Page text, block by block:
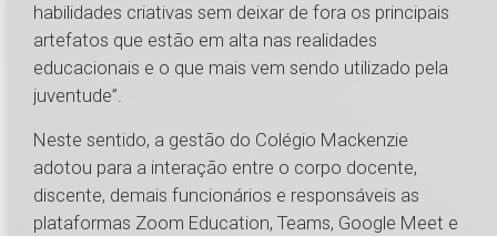
habilidades criativas sem deixar de fora os principais
artefatos que estão em alta nas realidades
educacionais e o que mais vem sendo utilizado pela
juventude”.
Neste sentido, a gestão do Colégio Mackenzie
adotou para a interação entre o corpo docente,
discente, demais funcionários e responsáveis as
plataformas Zoom Education, Teams, Google Meet e